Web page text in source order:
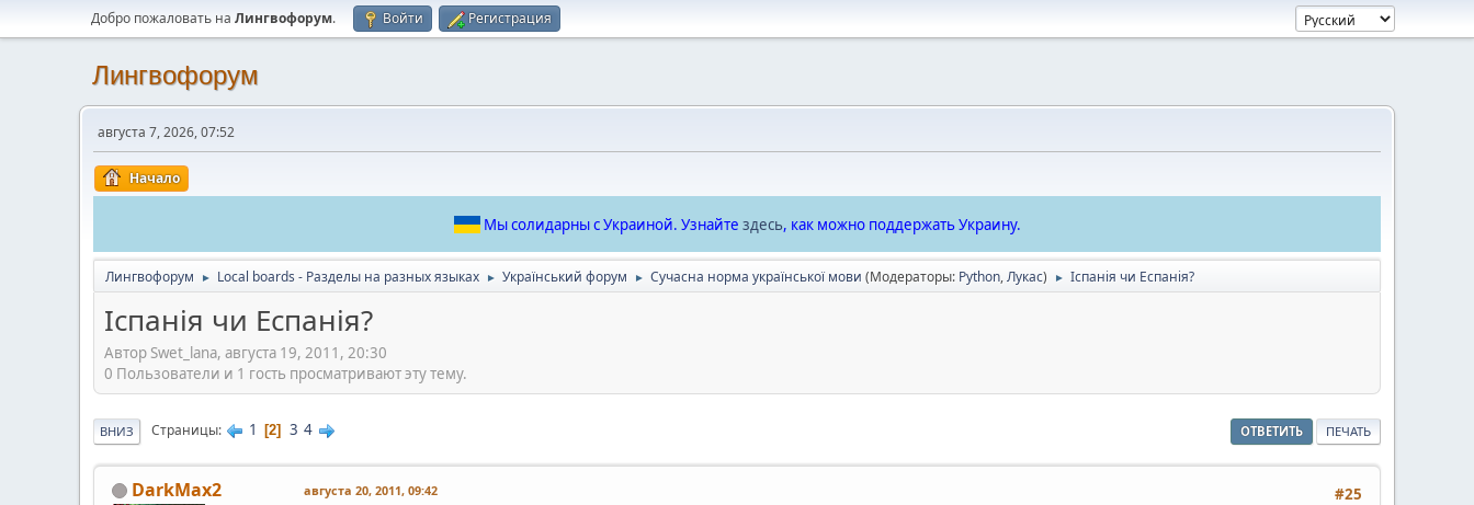
Добро пожаловать на Лингвофорум. Войти Регистрация
Лингвофорум
августа 7, 2026, 07:52
Начало
Мы солидарны с Украиной. Узнайте здесь, как можно поддержать Украину.
Лингвофорум ► Local boards - Разделы на разных языках ► Український форум ► Сучасна норма української мови (Модераторы: Python,Лукас) ► Іспанія чи Еспанія?
Іспанія чи Еспанія?
Автор Swet_lana, августа 19, 2011, 20:30
0 Пользователи и 1 гость просматривают эту тему.
ОТВЕТИТЬ ПЕЧАТЬ
ВНИЗ Страницы 1 2 3 4
DarkMax2 #25
августа 20, 2011, 09:42